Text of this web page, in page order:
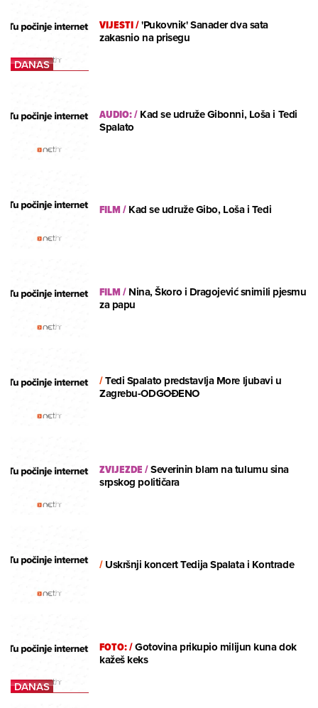
VIJESTI/'Pukovnik' Sanader dva sata
zakasnio na prisegu
AUDIO:/Kad se udruže Gibonni, Loša i Tedi
Spalato
FILM/Kad se udruže Gibo, Loša i Tedi
FILM/Nina, Škoro i Dragojević snimili pjesmu
za papu
/Tedi Spalato predstavlja More ljubavi u
Zagrebu-ODGOĐENO
ZVIJEZDE/Severinin blam na tulumu sina
srpskog političara
/Uskršnji koncert Tedija Spalata i Kontrade
FOTO:/Gotovina prikupio milijun kuna dok
kažeš keks